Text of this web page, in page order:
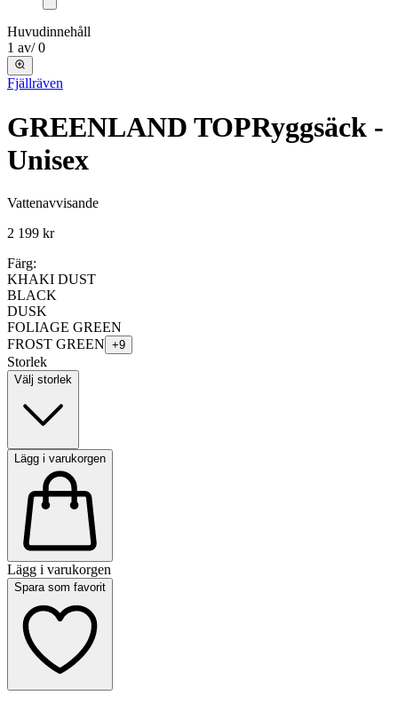
Huvudinnehåll
1 av/ 0
Fjällräven
GREENLAND TOPRyggsäck -
Unisex
Vattenavvisande
2 199 kr
Färg:
KHAKI DUST
BLACK
DUSK
FOLIAGE GREEN
FROST GREEN +9
Storlek
Välj storlek
Lägg i varukorgen
Lägg i varukorgen
Spara som favorit